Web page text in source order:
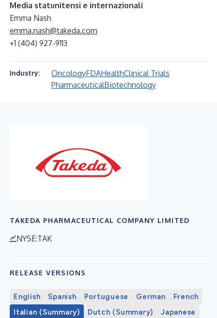
Media statunitensi e internazionali
Emma Nash
emma.nash@takeda.com
+1 (404) 927-9113
Industry: OncologyFDAHealthClinical Trials
PharmaceuticalBiotechnology
TAKEDA PHARMACEUTICAL COMPANY LIMITED
NYSE:TAK
RELEASE VERSIONS
English Spanish Portuguese German
French
Italian (Summary)
Dutch (Summary) Japanese